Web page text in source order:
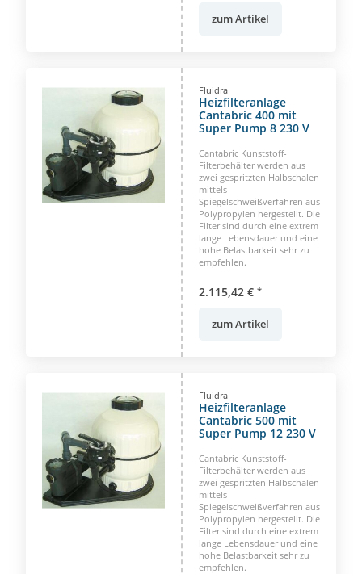
zum Artikel
Fluidra
Heizfilteranlage
Cantabric 400 mit
Super Pump 8 230 V
Cantabric Kunststoff-
Filterbehälter werden aus
zwei gespritzten Halbschalen
mittels
Spiegelschweißverfahren aus
Polypropylen hergestellt. Die
Filter sind durch eine extrem
lange Lebensdauer und eine
hohe Belastbarkeit sehr zu
empfehlen.
2.115,42 € *
zum Artikel
Fluidra
Heizfilteranlage
Cantabric 500 mit
Super Pump 12 230 V
Cantabric Kunststoff-
Filterbehälter werden aus
zwei gespritzten Halbschalen
mittels
Spiegelschweißverfahren aus
Polypropylen hergestellt. Die
Filter sind durch eine extrem
lange Lebensdauer und eine
hohe Belastbarkeit sehr zu
empfehlen.